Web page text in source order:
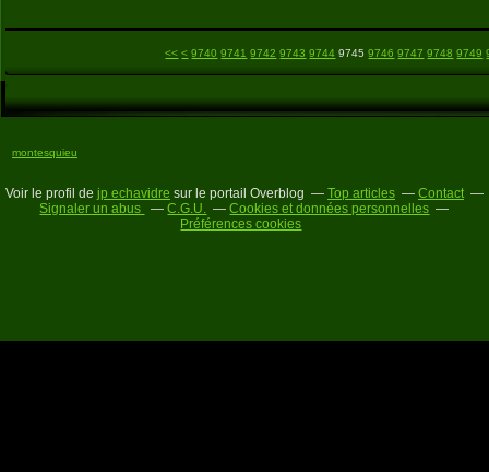
<< < 9700
9710
9720
9730
9740 9741 9742 9743 9744 9745 9746 9747 9748 9749
montesquieu
Voir le profil de jp echavidre sur le portail Overblog Top articles
Contact
Signaler un abus
C.G.U.
Cookies et données personnelles
Préférences cookies